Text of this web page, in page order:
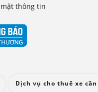
thông tin
Dịch vụ cho thuê xe